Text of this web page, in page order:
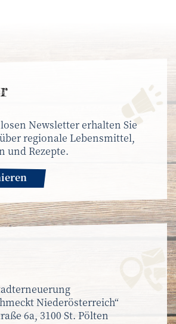
Newsletter erhalten Sie
regionale Lebensmittel,
und Rezepte.
Niederösterreich“
6a, 3100 St. Pölten